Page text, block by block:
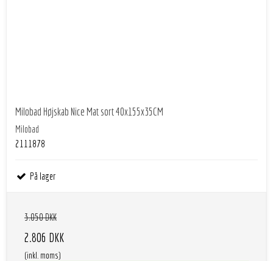
Milobad Højskab Nice Mat sort 40x155x35CM
Milobad
2111878
På lager
3.050 DKK
2.806 DKK
(inkl. moms)